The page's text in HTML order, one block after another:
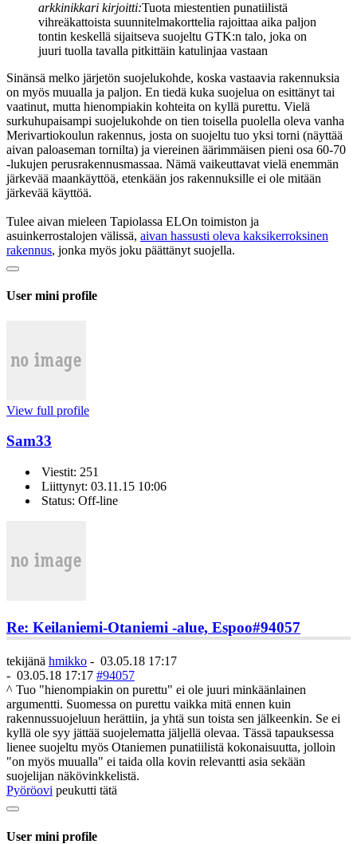
arkkinikkari kirjoitti:Tuota miestentien punatiilistä
vihreäkattoista suunnitelmakorttelia rajoittaa aika paljon
tontin keskellä sijaitseva suojeltu GTK:n talo, joka on
juuri tuolla tavalla pitkittäin katulinjaa vastaan
Sinänsä melko järjetön suojelukohde, koska vastaavia rakennuksia
on myös muualla ja paljon. En tiedä kuka suojelua on esittänyt tai
vaatinut, mutta hienompiakin kohteita on kyllä purettu. Vielä
surkuhupaisampi suojelukohde on tien toisella puolella oleva vanha
Merivartiokoulun rakennus, josta on suojeltu tuo yksi torni (näyttää
aivan paloaseman tornilta) ja viereinen äärimmäisen pieni osa 60-70
-lukujen perusrakennusmassaa. Nämä vaikeuttavat vielä enemmän
järkevää maankäyttöä, etenkään jos rakennuksille ei ole mitään
järkevää käyttöä.
Tulee aivan mieleen Tapiolassa ELOn toimiston ja
asuinkerrostalojen välissä, aivan hassusti oleva kaksikerroksinen
rakennus, jonka myös joku päättänyt suojella.
User mini profile
View full profile
Sam33
Viestit: 251
Liittynyt: 03.11.15 10:06
Status: Off-line
Re: Keilaniemi-Otaniemi -alue, Espoo#94057
tekijänä hmikko - 03.05.18 17:17
- 03.05.18 17:17 #94057
^ Tuo "hienompiakin on purettu" ei ole juuri minkäänlainen
argumentti. Suomessa on purettu vaikka mitä ennen kuin
rakennussuojeluun herättiin, ja yhtä sun toista sen jälkeenkin. Se ei
kyllä ole syy jättää suojelematta jäljellä olevaa. Tässä tapauksessa
lienee suojeltu myös Otaniemen punatiilistä kokonaisuutta, jolloin
"on myös muualla" ei taida olla kovin relevantti asia sekään
suojelijan näkövinkkelistä.
Pyöröovi peukutti tätä
User mini profile